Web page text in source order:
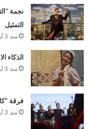
نجمة
التمثيل
منذ 3 أيام
الذكاء
منذ 3 أيام
فرقة
منذ 3 أيام